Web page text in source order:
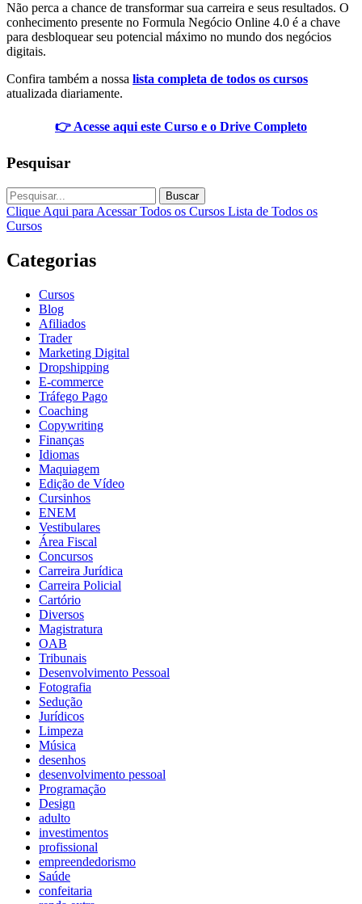
Não perca a chance de transformar sua carreira e seus resultados. O
conhecimento presente no Formula Negócio Online 4.0 é a chave
para desbloquear seu potencial máximo no mundo dos negócios
digitais.
Confira também a nossa lista completa de todos os cursos
atualizada diariamente.
👉 Acesse aqui este Curso e o Drive Completo
Pesquisar
Buscar
Clique Aqui para Acessar Todos os Cursos Lista de Todos os
Cursos
Categorias
Cursos
Blog
Afiliados
Trader
Marketing Digital
Dropshipping
E-commerce
Tráfego Pago
Coaching
Copywriting
Finanças
Idiomas
Maquiagem
Edição de Vídeo
Cursinhos
ENEM
Vestibulares
Área Fiscal
Concursos
Carreira Jurídica
Carreira Policial
Cartório
Diversos
Magistratura
OAB
Tribunais
Desenvolvimento Pessoal
Fotografia
Sedução
Jurídicos
Limpeza
Música
desenhos
desenvolvimento pessoal
Programação
Design
adulto
investimentos
profissional
empreendedorismo
Saúde
confeitaria